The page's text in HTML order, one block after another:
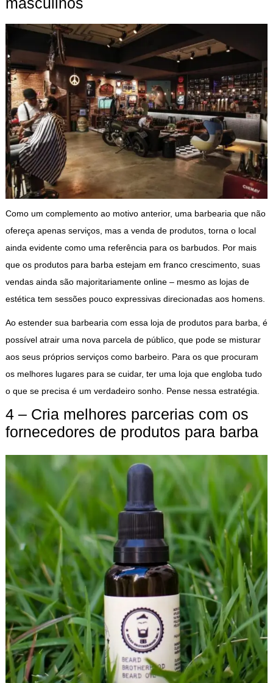
masculinos
Como um complemento ao motivo anterior, uma barbearia que não
ofereça apenas serviços, mas a venda de produtos, torna o local
ainda evidente como uma referência para os barbudos. Por mais
que os produtos para barba estejam em franco crescimento, suas
vendas ainda são majoritariamente online – mesmo as lojas de
estética tem sessões pouco expressivas direcionadas aos homens.
Ao estender sua barbearia com essa loja de produtos para barba, é
possível atrair uma nova parcela de público, que pode se misturar
aos seus próprios serviços como barbeiro. Para os que procuram
os melhores lugares para se cuidar, ter uma loja que engloba tudo
o que se precisa é um verdadeiro sonho. Pense nessa estratégia.
4 – Cria melhores parcerias com os
fornecedores de produtos para barba